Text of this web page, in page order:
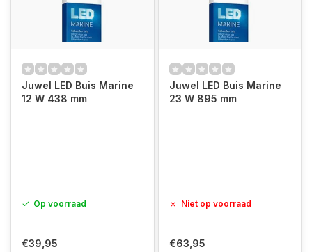
Juwel LED Buis Marine
12 W 438 mm
Op voorraad
€39,95
Juwel LED Buis Marine
23 W 895 mm
Niet op voorraad
€63,95